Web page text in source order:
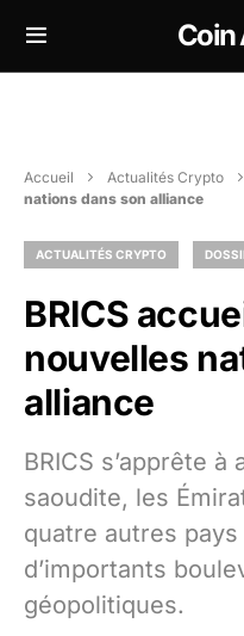
Coin
Accueil Actualités Crypto
nations dans son alliance
ACTUALITÉS CRYPTO
BRICS
nouvelles
alliance
BRICS s’apprête à
saoudite, les
quatre autres
d’importants
géopolitiques.